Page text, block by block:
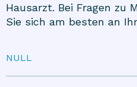
Hausarzt. Bei Fragen zu
Sie sich am besten an
NULL